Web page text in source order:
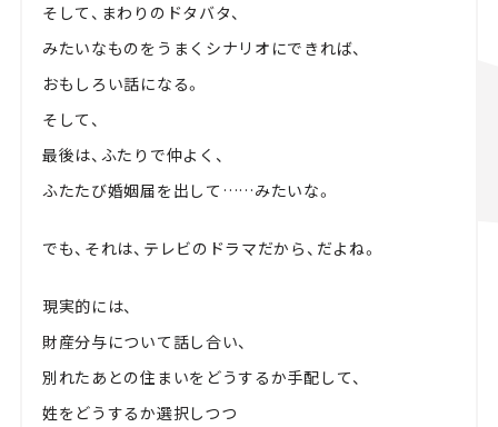
そして、まわりのドタバタ、
みたいなものをうまくシナリオにできれば、
おもしろい話になる。
そして、
最後は、ふたりで仲よく、
ふたたび婚姻届を出して……みたいな。
でも、それは、テレビのドラマだから、だよね。
現実的には、
財産分与について話し合い、
別れたあとの住まいをどうするか手配して、
姓をどうするか選択しつつ